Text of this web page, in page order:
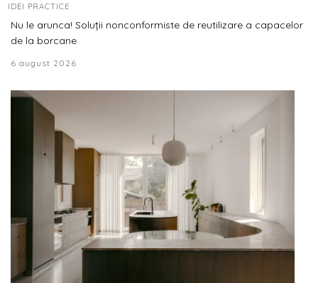
IDEI PRACTICE
Nu le arunca! Soluții nonconformiste de reutilizare a capacelor
de la borcane
6 august 2026